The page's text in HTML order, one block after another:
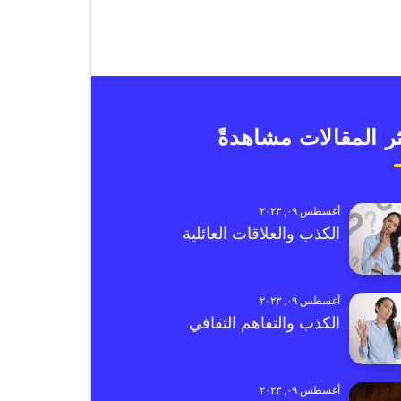
المقالات مشاهدةً
أغسطس ٠٩, ٢٠٢٣
الكذب والعلاقات العائلية
أغسطس ٠٩, ٢٠٢٣
الكذب والتفاهم الثقافي
أغسطس ٠٩, ٢٠٢٣